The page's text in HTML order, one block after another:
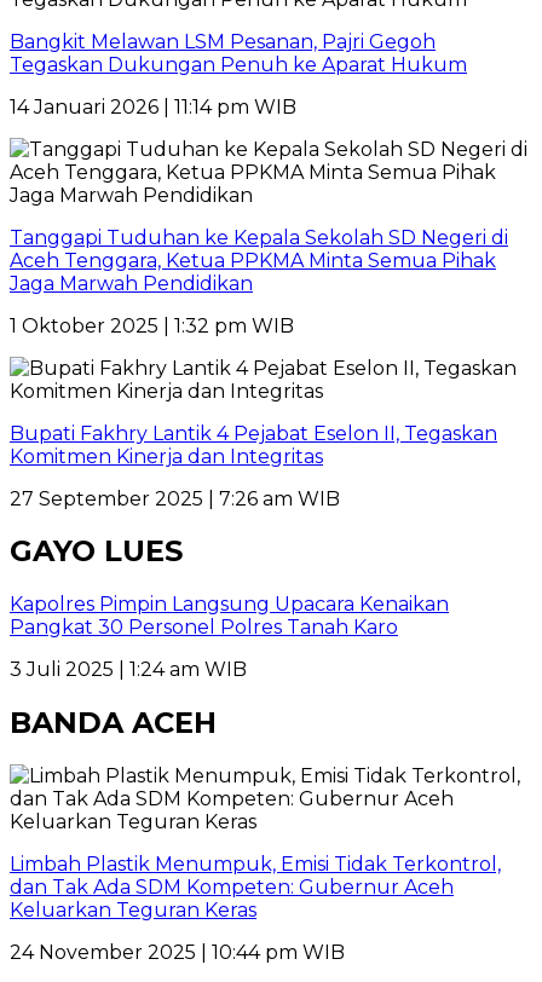
Bangkit Melawan LSM Pesanan, Pajri Gegoh
Tegaskan Dukungan Penuh ke Aparat Hukum
14 Januari 2026 | 11:14 pm WIB
Tanggapi Tuduhan ke Kepala Sekolah SD Negeri di
Aceh Tenggara, Ketua PPKMA Minta Semua Pihak
Jaga Marwah Pendidikan
1 Oktober 2025 | 1:32 pm WIB
Bupati Fakhry Lantik 4 Pejabat Eselon II, Tegaskan
Komitmen Kinerja dan Integritas
27 September 2025 | 7:26 am WIB
GAYO LUES
Kapolres Pimpin Langsung Upacara Kenaikan
Pangkat 30 Personel Polres Tanah Karo
3 Juli 2025 | 1:24 am WIB
BANDA ACEH
Limbah Plastik Menumpuk, Emisi Tidak Terkontrol,
dan Tak Ada SDM Kompeten: Gubernur Aceh
Keluarkan Teguran Keras
24 November 2025 | 10:44 pm WIB